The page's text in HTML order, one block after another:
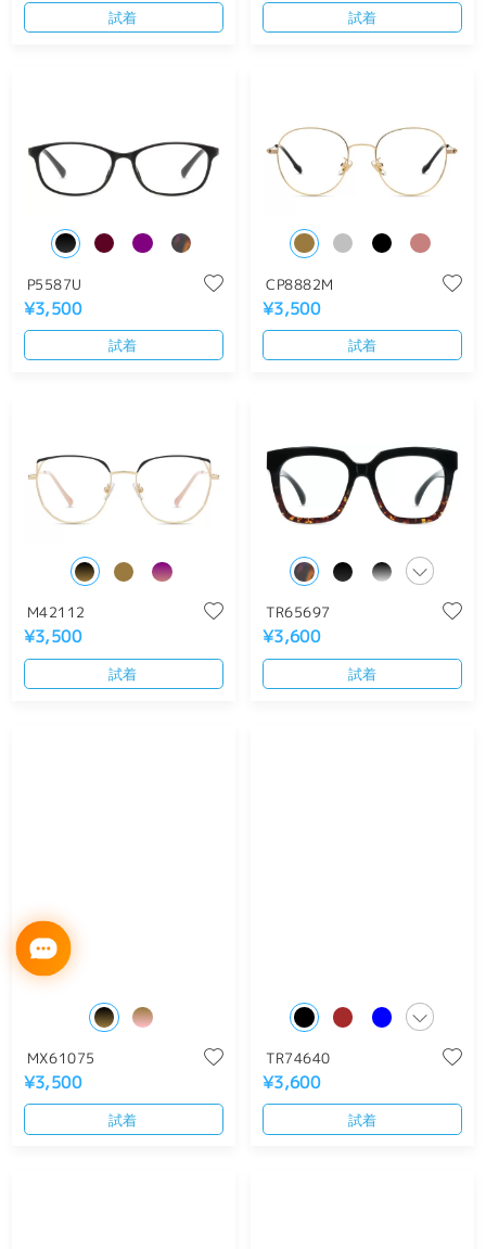
試着 試着
P5587U
¥3,500
試着
CP8882M
¥3,500
試着
M42112
¥3,500
試着
TR65697
¥3,600
試着
MX61075
¥3,500
試着
TR74640
¥3,600
試着